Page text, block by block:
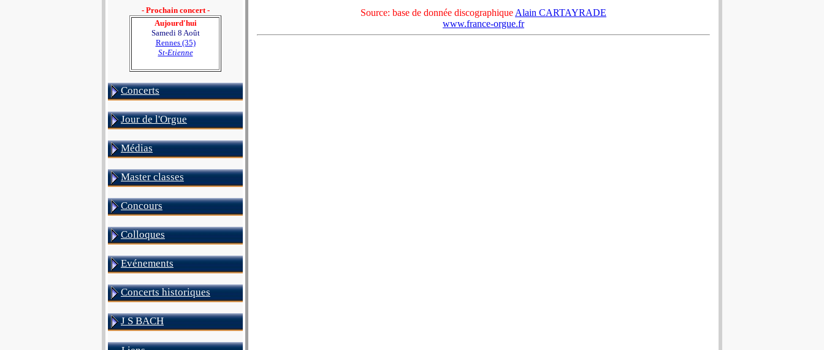
- Prochain concert -
Aujourd'hui
Samedi 8 Août
Rennes (35)
St-Etienne
Concerts
Jour de l'Orgue
Médias
Master classes
Concours
Colloques
Evénements
Concerts historiques
J S BACH
Source: base de donnée discographique Alain CARTAYRADE
www.france-orgue.fr